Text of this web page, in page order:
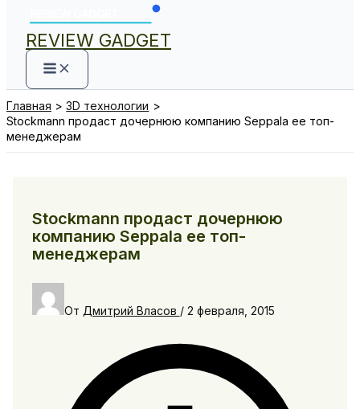
REVIEW GADGET
Главная
3D технологии
Stockmann продаст дочернюю компанию Seppala ее топ-
менеджерам
Stockmann продаст дочернюю
компанию Seppala ее топ-
менеджерам
От Дмитрий Власов / 2 февраля, 2015